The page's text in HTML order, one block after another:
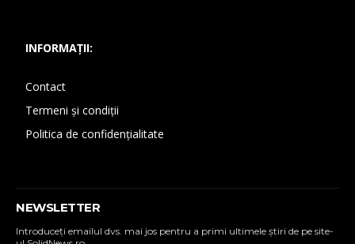
INFORMAȚII:
Contact
Termeni și condiții
Politica de confidențialitate
NEWSLETTER
Introduceţi emailul dvs. mai jos pentru a primi ultimele ştiri de pe site-